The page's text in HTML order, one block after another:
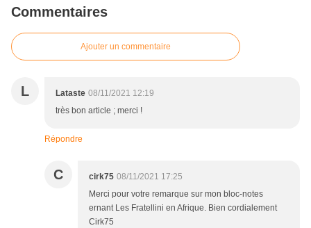
Commentaires
Ajouter un commentaire
L Lataste 08/11/2021 12:19
très bon article ; merci !
Répondre
C cirk75 08/11/2021 17:25
Merci pour votre remarque sur mon bloc-notes
ernant Les Fratellini en Afrique. Bien cordialement
Cirk75